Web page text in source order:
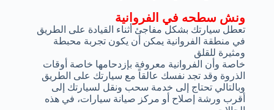
ونش سطحه في الفروانية
تعطل سيارتك بشكل مفاجئ أثناء القيادة على الطريق
في منطقة الفروانية يمكن أن يكون تجربة محبطة
ومثيرة للقلق
خاصة وأن الفروانية معروفة بإزدحامها خاصة أوقات
الذروة وقد تجد نفسك عالقاً مع سيارتك على الطريق
وبالتالي تحتاج إلى خدمة سحب ونقل لسيارتك إلى
أقرب ورشة إصلاح أو مركز صيانة سيارات، في هذه